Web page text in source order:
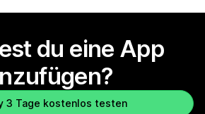
du eine App
3 Tage kostenlos testen